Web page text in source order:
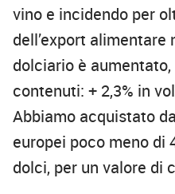
vino e incidendo per
dell’export alimentare
dolciario è
contenuti: + 2,3% in
Abbiamo acquistato
europei poco meno di
dolci, per un valore di